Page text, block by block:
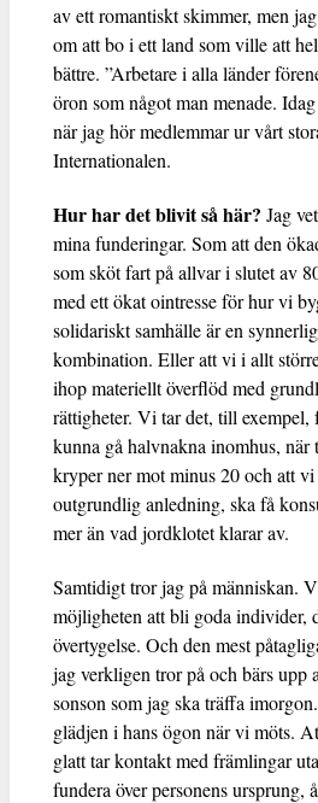
av ett romantiskt skimmer, men
om att bo i ett land som ville att
bättre. ”Arbetare i alla länder
öron som något man menade.
när jag hör medlemmar ur vårt
Internationalen.
Hur har det blivit så här? Jag
mina funderingar. Som att den
som sköt fart på allvar i slutet av
med ett ökat ointresse för hur vi
solidariskt samhälle är en
kombination. Eller att vi i allt
ihop materiellt överflöd med
rättigheter. Vi tar det, till exempel,
kunna gå halvnakna inomhus, när
kryper ner mot minus 20 och att vi
outgrundlig anledning, ska få
mer än vad jordklotet klarar av.
Samtidigt tror jag på människan.
möjligheten att bli goda individer,
övertygelse. Och den mest
jag verkligen tror på och bärs upp
sonson som jag ska träffa
glädjen i hans ögon när vi möts.
glatt tar kontakt med främlingar
fundera över personens ursprung,